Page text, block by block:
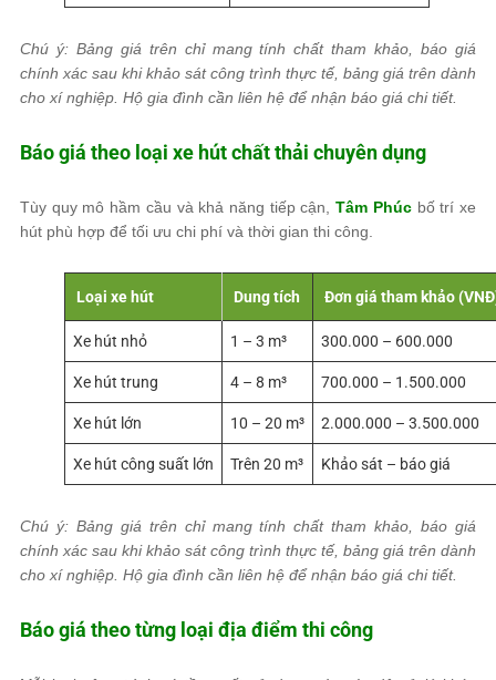
Chú ý: Bảng giá trên chỉ mang tính chất tham khảo, báo giá
chính xác sau khi khảo sát công trình thực tế, bảng giá trên dành
cho xí nghiệp. Hộ gia đình cần liên hệ để nhận báo giá chi tiết.
Báo giá theo loại xe hút chất thải chuyên dụng
Tùy quy mô hầm cầu và khả năng tiếp cận,Tâm Phúcbố trí xe
hút phù hợp để tối ưu chi phí và thời gian thi công.
Loại xe hút Dung tích Đơn giá tham khảo
Xe hút nhỏ 1 – 3 m³ 300.000 – 600.000
Xe hút trung 4 – 8 m³ 700.000 – 1.500.000
Xe hút lớn 10 – 20 m³ 2.000.000 – 3.500.000
Xe hút công suất lớn Trên 20 m³ Khảo sát – báo giá
Chú ý: Bảng giá trên chỉ mang tính chất tham khảo, báo giá
chính xác sau khi khảo sát công trình thực tế, bảng giá trên dành
cho xí nghiệp. Hộ gia đình cần liên hệ để nhận báo giá chi tiết.
Báo giá theo từng loại địa điểm thi công